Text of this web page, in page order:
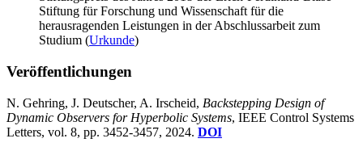
Stiftung für Forschung und Wissenschaft für die
herausragenden Leistungen in der Abschlussarbeit zum
Studium (Urkunde)
Veröffentlichungen
N. Gehring, J. Deutscher, A. Irscheid, Backstepping Design of
Dynamic Observers for Hyperbolic Systems, IEEE Control Systems
Letters, vol. 8, pp. 3452-3457, 2024. DOI